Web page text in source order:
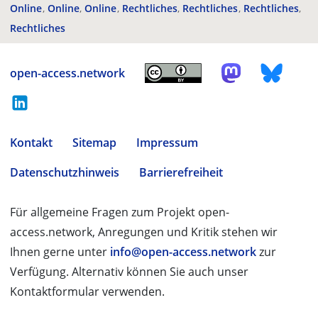
Online Online Online Rechtliches Rechtliches Rechtliches
Rechtliches
open-access.network
Kontakt Sitemap
Impressum
Datenschutzhinweis
Barrierefreiheit
Für allgemeine Fragen zum Projekt open-
access.network, Anregungen und Kritik stehen wir
Ihnen gerne unter info@open-access.networkzur
Verfügung. Alternativ können Sie auch unser
Kontaktformular verwenden.